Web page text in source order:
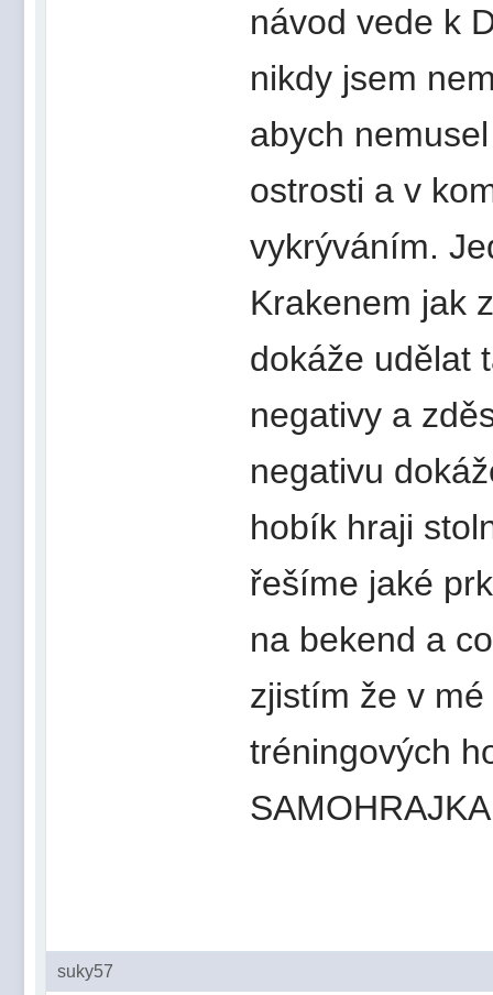
návod vede k
nikdy jsem
abych
ostrosti a v
vykrýváním.
Krakenem jak
dokáže udělat
negativy a
negativu
hobík hraji
řešíme jaké
na bekend a
zjistím že v
tréningových
suky57